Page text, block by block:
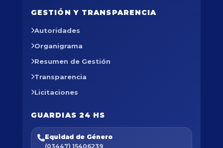
GESTIÓN Y TRANSPARENCIA
Autoridades
Organigrama
Resumen de Gestión
Transparencia
Licitaciones
GUARDIAS 24 HS
Equidad de Género
(03447) 15406239